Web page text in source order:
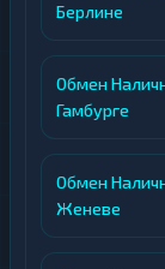
Берлине
Обмен
Гамбурге
Обмен
Женеве